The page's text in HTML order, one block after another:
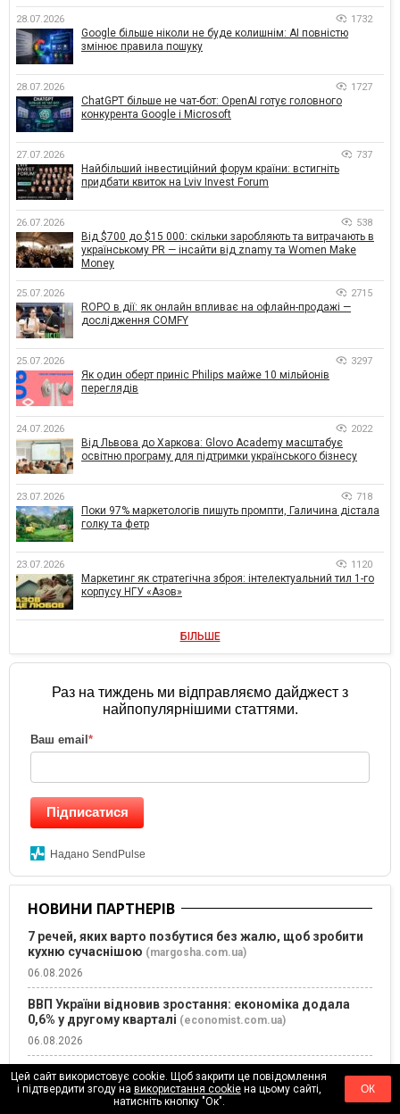
28.07.2026 1732
Google більше ніколи не буде колишнім: AI повністю
змінює правила пошуку
28.07.2026 1727
ChatGPT більше не чат-бот: OpenAI готує головного
конкурента Google і Microsoft
27.07.2026 737
Найбільший інвестиційний форум країни: встигніть
придбати квиток на Lviv Invest Forum
26.07.2026 538
Від $700 до $15 000: скільки заробляють та витрачають в
українському PR — інсайти від znamy та Women Make
Money
25.07.2026 2715
ROPO в дії: як онлайн впливає на офлайн-продажі —
дослідження COMFY
25.07.2026 3297
Як один оберт приніс Philips майже 10 мільйонів
переглядів
24.07.2026 2022
Від Львова до Харкова: Glovo Academy масштабує
освітню програму для підтримки українського бізнесу
23.07.2026 718
Поки 97% маркетологів пишуть промпти, Галичина дістала
голку та фетр
23.07.2026 1120
Маркетинг як стратегічна зброя: інтелектуальний тил 1-го
корпусу НГУ «Азов»
БІЛЬШЕ
Раз на тиждень ми відправляємо дайджест з
найпопулярнішими статтями.
Ваш email*
Підписатися
Надано SendPulse
НОВИНИ ПАРТНЕРІВ
7 речей, яких варто позбутися без жалю, щоб зробити
кухню сучаснішою (margosha.com.ua)
06.08.2026
ВВП України відновив зростання: економіка додала
0,6% у другому кварталі (economist.com.ua)
06.08.2026
3 роки замість десятиліть: як швидко дипфейки стали
невідрізними від реальності (founder.ua)
Цей сайт використовує cookie. Щоб закрити це повідомлення
і підтвердити згоду на використання cookieна цьому сайті,
натисніть кнопку "Ок".
ОК